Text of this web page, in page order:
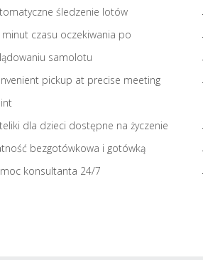
śledzenie lotów
czasu oczekiwania po
samolotu
pickup at precise meeting
dla dzieci dostępne na życzenie
bezgotówkowa i gotówką
konsultanta 24/7